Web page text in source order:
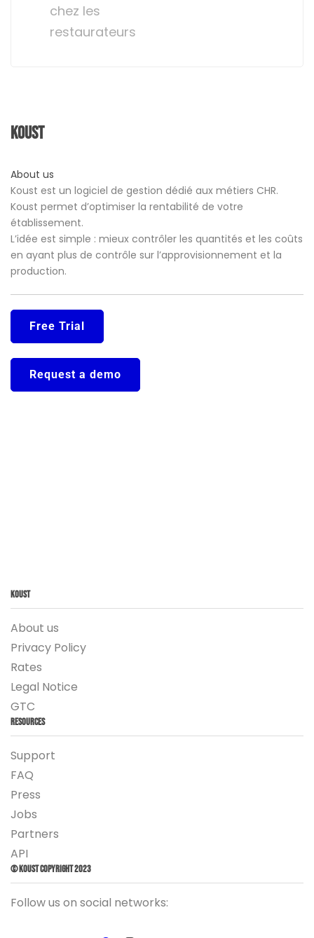
chez les
restaurateurs
Koust
About us
Koust est un logiciel de gestion dédié aux métiers CHR.
Koust permet d’optimiser la rentabilité de votre
établissement.
L’idée est simple : mieux contrôler les quantités et les coûts
en ayant plus de contrôle sur l’approvisionnement et la
production.
Free Trial
Request a demo
Koust
About us
Privacy Policy
Rates
Legal Notice
GTC
Resources
Support
FAQ
Press
Jobs
Partners
API
© Koust Copyright 2023
Follow us on social networks: